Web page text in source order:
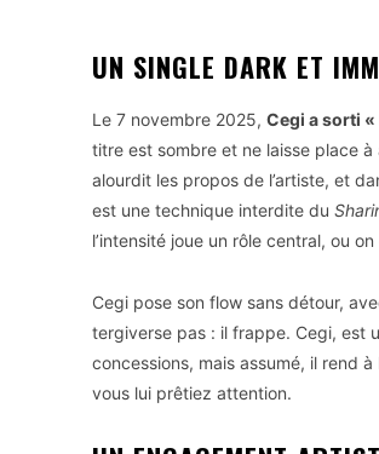
UN SINGLE DARK ET
Le 7 novembre 2025, Cegi a sorti «
titre est sombre et ne laisse place
alourdit les propos de l’artiste, et
est une technique interdite du
l’intensité joue un rôle central, ou
Cegi pose son flow sans détour,
tergiverse pas : il frappe. Cegi, est
concessions, mais assumé, il rend
vous lui prêtiez attention.